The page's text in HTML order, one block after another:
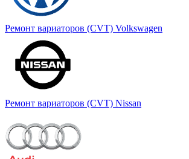
Ремонт вариаторов (CVT) Volkswagen
Ремонт вариаторов (CVT) Nissan